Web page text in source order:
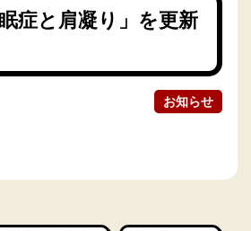
症と肩凝り」を更新
お知らせ